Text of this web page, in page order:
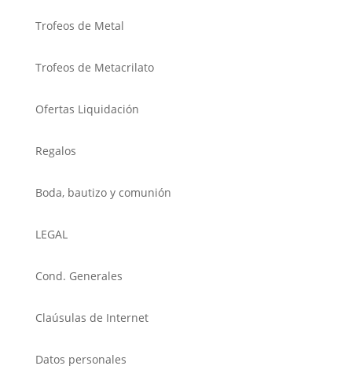
Trofeos de Metal
Trofeos de Metacrilato
Ofertas Liquidación
Regalos
Boda, bautizo y comunión
LEGAL
Cond. Generales
Claúsulas de Internet
Datos personales